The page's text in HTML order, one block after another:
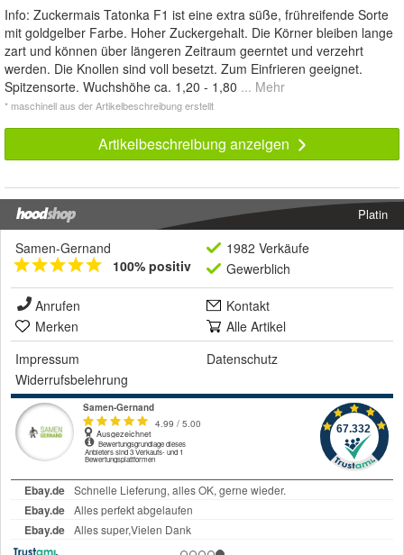
Info: Zuckermais Tatonka F1 ist eine extra süße, frühreifende Sorte
mit goldgelber Farbe. Hoher Zuckergehalt. Die Körner bleiben lange
zart und können über längeren Zeitraum geerntet und verzehrt
werden. Die Knollen sind voll besetzt. Zum Einfrieren geeignet.
Spitzensorte. Wuchshöhe ca. 1,20 - 1,80 ... Mehr
* maschinell aus der Artikelbeschreibung erstellt
Artikelbeschreibung anzeigen
Platin
Samen-Gernand
100% positiv
1982 Verkäufe
Gewerblich
Anrufen
Kontakt
Merken
Alle Artikel
Impressum
Datenschutz
Widerrufsbelehrung